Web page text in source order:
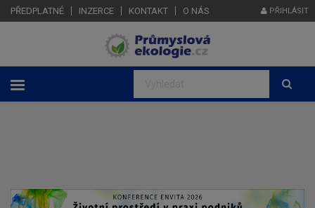
PŘEDPLATNÉ INZERCE KONTAKT O NÁS PŘIHLÁSIT